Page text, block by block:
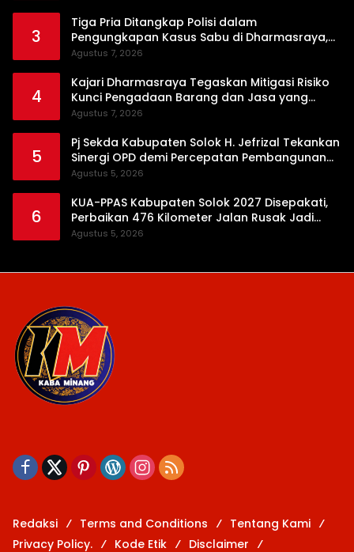
3
Tiga Pria Ditangkap Polisi dalam
Pengungkapan Kasus Sabu di Dharmasraya,
Timbangan Digital hingga Bong Disita
Agustus 7, 2026
4
Kajari Dharmasraya Tegaskan Mitigasi Risiko
Kunci Pengadaan Barang dan Jasa yang
Bersih
Agustus 7, 2026
5
Pj Sekda Kabupaten Solok H. Jefrizal Tekankan
Sinergi OPD demi Percepatan Pembangunan
Daerah
Agustus 5, 2026
6
KUA-PPAS Kabupaten Solok 2027 Disepakati,
Perbaikan 476 Kilometer Jalan Rusak Jadi
Prioritas
Agustus 5, 2026
Redaksi Terms and Conditions
Tentang Kami
Privacy Policy.
Kode Etik Disclaimer